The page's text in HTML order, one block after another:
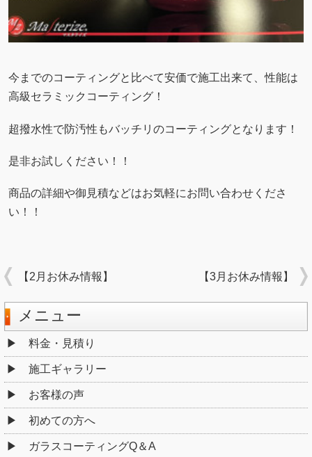
今までのコーティングと比べて安価で施工出来て、性能は
高級セラミックコーティング！
超撥水性で防汚性もバッチリのコーティングとなります！
是非お試しください！！
商品の詳細や御見積などはお気軽にお問い合わせくださ
い！！
【2月お休み情報】 【3月お休み情報】
メニュー
料金・見積り
施工ギャラリー
お客様の声
初めての方へ
ガラスコーティングQ＆A